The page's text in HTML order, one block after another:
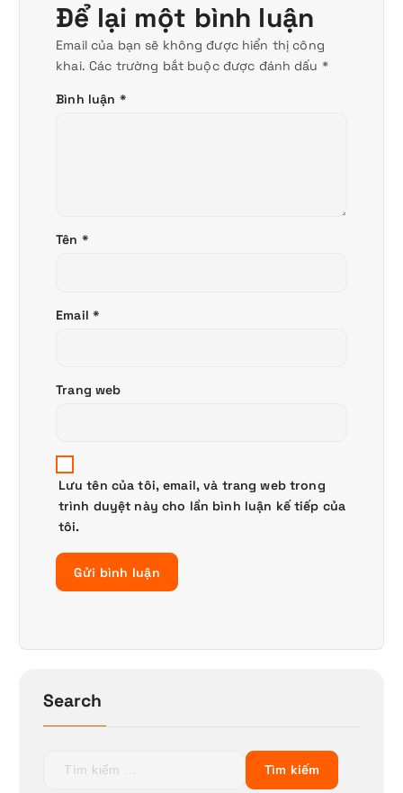
Để lại một bình luận
Email của bạn sẽ không được hiển thị công
khai. Các trường bắt buộc được đánh dấu *
Bình luận *
Tên *
Email *
Trang web
Lưu tên của tôi, email, và trang web trong
trình duyệt này cho lần bình luận kế tiếp của
tôi.
Search